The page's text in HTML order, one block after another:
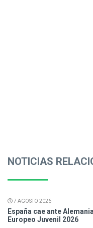
NOTICIAS
7 AGOSTO 2026
España cae ante
Europeo Juvenil 2026